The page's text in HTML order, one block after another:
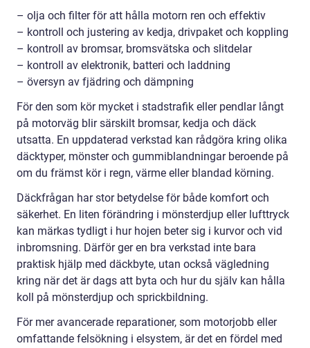
– olja och filter för att hålla motorn ren och effektiv
– kontroll och justering av kedja, drivpaket och koppling
– kontroll av bromsar, bromsvätska och slitdelar
– kontroll av elektronik, batteri och laddning
– översyn av fjädring och dämpning
För den som kör mycket i stadstrafik eller pendlar långt
på motorväg blir särskilt bromsar, kedja och däck
utsatta. En uppdaterad verkstad kan rådgöra kring olika
däcktyper, mönster och gummiblandningar beroende på
om du främst kör i regn, värme eller blandad körning.
Däckfrågan har stor betydelse för både komfort och
säkerhet. En liten förändring i mönsterdjup eller lufttryck
kan märkas tydligt i hur hojen beter sig i kurvor och vid
inbromsning. Därför ger en bra verkstad inte bara
praktisk hjälp med däckbyte, utan också vägledning
kring när det är dags att byta och hur du själv kan hålla
koll på mönsterdjup och sprickbildning.
För mer avancerade reparationer, som motorjobb eller
omfattande felsökning i elsystem, är det en fördel med